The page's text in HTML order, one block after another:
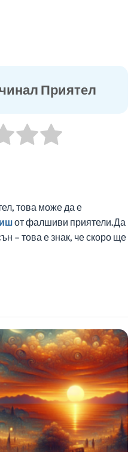
Приятел
това може да е
от фалшиви приятели.Да
– това е знак, че скоро ще